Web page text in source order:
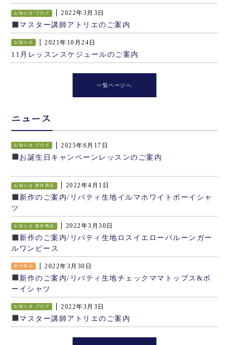
お知らせ ブログ 2022年3月3日
マスター講師アトリエのご案内
お知らせ 2021年10月24日
11月レッスンスケジュールのご案内
一覧ページへ
ニュース
お知らせ ブログ 2025年6月17日
お誕生日キャンペーンレッスンのご案内
お知らせ 新作商品 2022年4月1日
新作のご案内/リバティ生地イルマホワイトボーイシャ
ツ
お知らせ 新作商品 2022年3月30日
新作のご案内/リバティ生地ロスイエローバルーンガー
ルワンピース
新作商品 2022年3月30日
新作のご案内/リバティ生地チェックママトップス&ボ
ーイシャツ
お知らせ ブログ 2022年3月3日
マスター講師アトリエのご案内